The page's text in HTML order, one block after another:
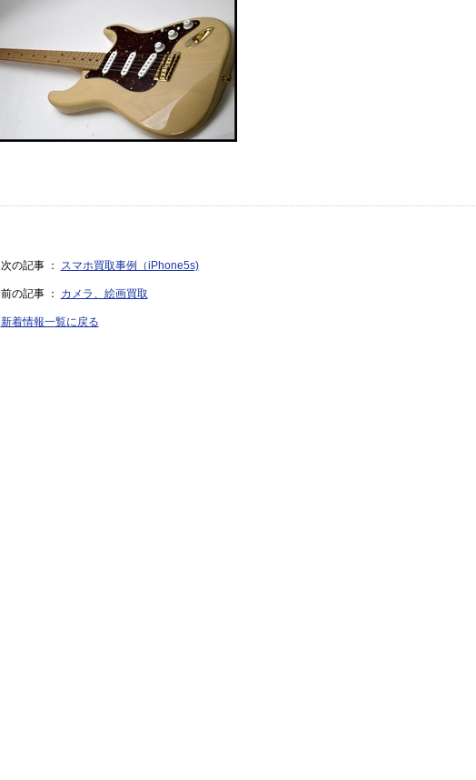
次の記事 ： スマホ買取事例（iPhone5s)
前の記事 ： カメラ、絵画買取
新着情報一覧に戻る